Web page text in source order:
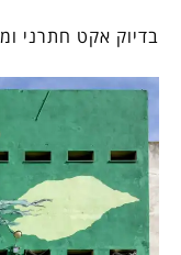
בדיוק אקט חתרני